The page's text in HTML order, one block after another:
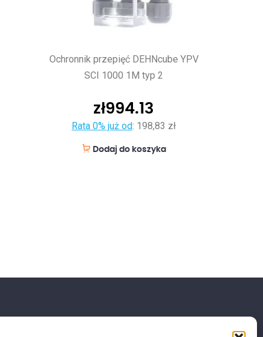
Ochronnik przepięć DEHNcube YPV
SCI 1000 1M typ 2
zł994.13
Rata 0% już od: 198,83 zł
Dodaj do koszyka